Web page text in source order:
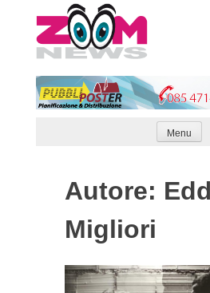
to
content
Menu
Autore:
Migliori